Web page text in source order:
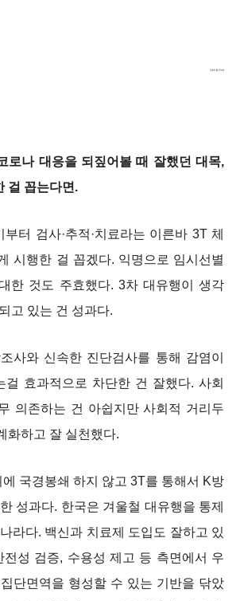
나 대응을 되짚어볼 때 잘했던 대목,
걸 꼽는다면.
터 검사·추적·치료라는 이른바 3T 체
시행한 걸 꼽겠다. 익명으로 임시선별
한 것도 주효했다. 3차 대유행이 생각
고 있는 건 성과다.
사와 신속한 진단검사를 통해 감염이
걸 효과적으로 차단한 건 잘했다. 사회
의존하는 건 아쉽지만 사회적 거리두
화하고 잘 실천했다.
국경봉쇄 하지 않고 3T를 통해서 K방
성과다. 한국은 겨울철 대유행을 통제
라다. 백신과 치료제 도입도 잘하고 있
전성 검증, 수용성 제고 등 측면에서 우
단면역을 형성할 수 있는 기반을 닦았